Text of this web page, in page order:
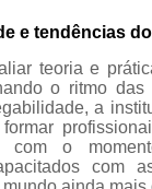
e tendências
teoria e
o ritmo das
a
com o
com